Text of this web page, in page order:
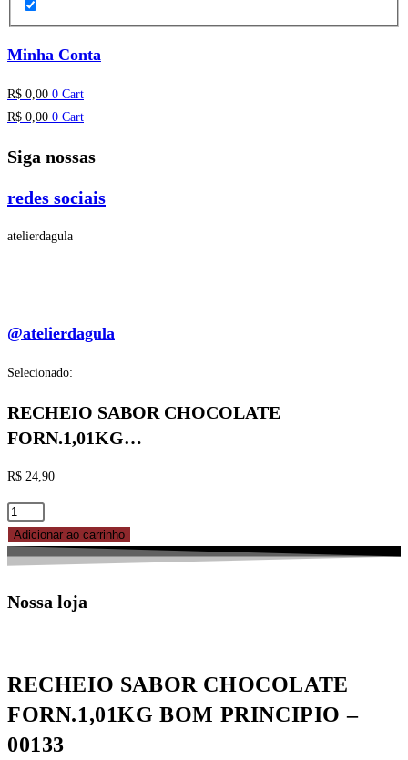
Minha Conta
R$ 0,00 0 Cart
R$ 0,00 0 Cart
Siga nossas
redes sociais
atelierdagula
@atelierdagula
Selecionado:
RECHEIO SABOR CHOCOLATE
FORN.1,01KG…
R$ 24,90
RECHEIO
SABOR
CHOCOLATE
BOM
quantidade
Adicionar ao carrinho
Nossa loja
RECHEIO SABOR CHOCOLATE
FORN.1,01KG BOM PRINCIPIO –
00133